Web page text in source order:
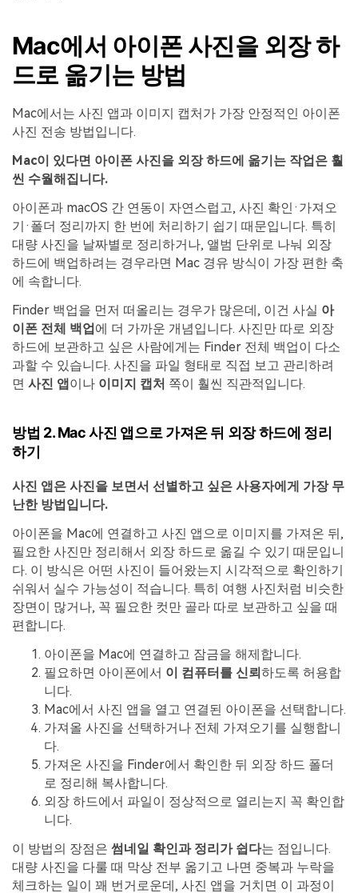
Mac에서 아이폰 사진을 외장 하
드로 옮기는 방법
Mac에서는 사진 앱과 이미지 캡처가 가장 안정적인 아이폰
사진 전송 방법입니다.
Mac이 있다면 아이폰 사진을 외장 하드에 옮기는 작업은 훨
씬 수월해집니다.
아이폰과 macOS 간 연동이 자연스럽고, 사진 확인·가져오
기·폴더 정리까지 한 번에 처리하기 쉽기 때문입니다. 특히
대량 사진을 날짜별로 정리하거나, 앨범 단위로 나눠 외장
하드에 백업하려는 경우라면 Mac 경유 방식이 가장 편한 축
에 속합니다.
Finder 백업을 먼저 떠올리는 경우가 많은데, 이건 사실 아
이폰 전체 백업에 더 가까운 개념입니다. 사진만 따로 외장
하드에 보관하고 싶은 사람에게는 Finder 전체 백업이 다소
과할 수 있습니다. 사진을 파일 형태로 직접 보고 관리하려
면 사진 앱이나 이미지 캡처 쪽이 훨씬 직관적입니다.
방법 2. Mac 사진 앱으로 가져온 뒤 외장 하드에 정리
하기
사진 앱은 사진을 보면서 선별하고 싶은 사용자에게 가장 무
난한 방법입니다.
아이폰을 Mac에 연결하고 사진 앱으로 이미지를 가져온 뒤,
필요한 사진만 정리해서 외장 하드로 옮길 수 있기 때문입니
다. 이 방식은 어떤 사진이 들어왔는지 시각적으로 확인하기
쉬워서 실수 가능성이 적습니다. 특히 여행 사진처럼 비슷한
장면이 많거나, 꼭 필요한 컷만 골라 따로 보관하고 싶을 때
편합니다.
아이폰을 Mac에 연결하고 잠금을 해제합니다.
필요하면 아이폰에서 이 컴퓨터를 신뢰하도록 허용합
니다.
Mac에서 사진 앱을 열고 연결된 아이폰을 선택합니다.
가져올 사진을 선택하거나 전체 가져오기를 실행합니
다.
가져온 사진을 Finder에서 확인한 뒤 외장 하드 폴더
로 정리해 복사합니다.
외장 하드에서 파일이 정상적으로 열리는지 꼭 확인합
니다.
이 방법의 장점은 썸네일 확인과 정리가 쉽다는 점입니다.
대량 사진을 다룰 때 막상 전부 옮기고 나면 중복과 누락을
체크하는 일이 꽤 번거로운데, 사진 앱을 거치면 이 과정이